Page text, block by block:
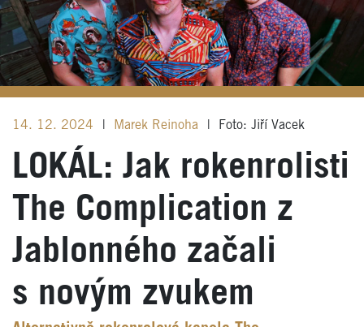
14. 12. 2024 Marek Reinoha Foto: Jiří Vacek
LOKÁL: Jak rokenrolisti
The Complication z
Jablonného začali
s novým zvukem